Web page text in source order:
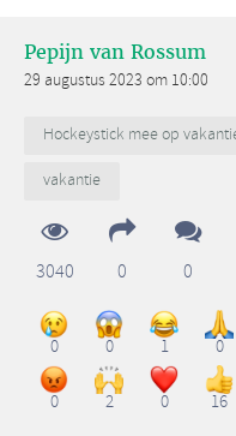
Pepijn van Rossum
29 augustus 2023 om 10:00
Hockeystick mee op
vakantie
3040 0 0
0 0 1 0
0 2 0 16